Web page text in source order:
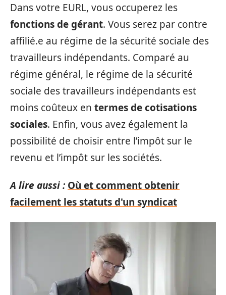
Dans votre EURL, vous occuperez les
fonctions de gérant. Vous serez par contre
affilié.e au régime de la sécurité sociale des
travailleurs indépendants. Comparé au
régime général, le régime de la sécurité
sociale des travailleurs indépendants est
moins coûteux en termes de cotisations
sociales. Enfin, vous avez également la
possibilité de choisir entre l’impôt sur le
revenu et l’impôt sur les sociétés.
A lire aussi : Où et comment obtenir
facilement les statuts d'un syndicat